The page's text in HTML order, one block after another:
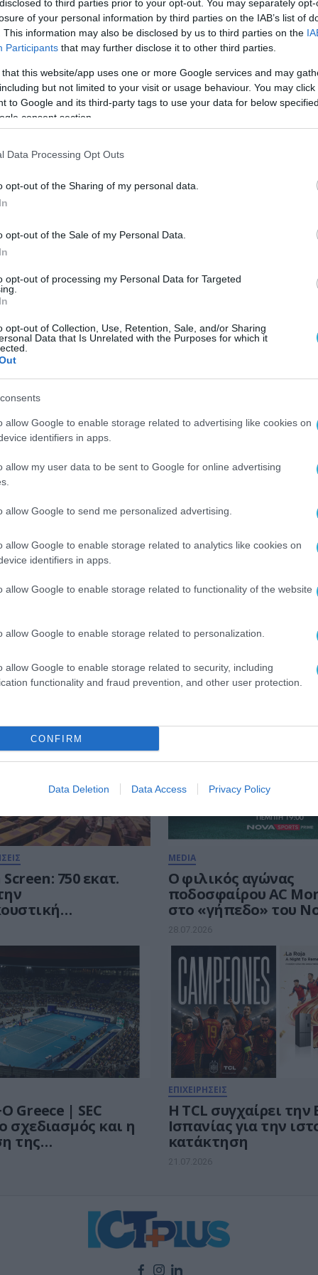
to third parties prior to your opt-out. You may separately
of your personal information by third parties on the IAB’s list of
This information may also be disclosed by us to third parties on the
Participants that may further disclose it to other third parties.
that this website/app uses one or more Google services and may
but not limited to your visit or usage behaviour. You may
to Google and its third-party tags to use your data for below
consent section.
Data Processing Opt Outs
opt-out of the Sharing of my personal data.
opt-out of the Sale of my Personal Data.
opt-out of processing my Personal Data for Targeted
opt-out of Collection, Use, Retention, Sale, and/or Sharing
Data that Is Unrelated with the Purposes for which it
allow Google to enable storage related to advertising like cookies on
identifiers in apps.
allow my user data to be sent to Google for online advertising
allow Google to send me personalized advertising.
allow Google to enable storage related to analytics like cookies on
identifiers in apps.
allow Google to enable storage related to functionality of the website
allow Google to enable storage related to personalization.
allow Google to enable storage related to security, including
functionality and fraud prevention, and other user protection.
CONFIRM
Data Deletion Data Access Privacy Policy
αναμένεται να καταθέσει προσφορά για τα
ύστερα από την απόφαση της ΕΠΟ να κηρύξει
ΕΠΟ, ήταν η άρνηση της Nova να καταθέσει
της την Cosmote στην διεκδίκηση τους.
επιστολής από την Nova η οποία
πρόταση για τα τηλεοπτικά δικαιώματα
σε καθυστέρηση λόγω των οικονομικών
παροδικά τότε προβλήματα, η διοικηση της
θα κατατίθετο σε σύντομο χρονικό
της περασμένης χρονιάς.
λόγω έλλειψης της εγγυητικής
της στον διαγωνισμό, με την Cosmote να
οποία η Cosmote έχει την μερίδα του
διαθέτει τα τηλεοπτικά δικαιώματα 8
750 εκατ.
και τα
MEDIA
Ο φιλικός αγώνας
ποδοσφαίρου AC
στο «γήπεδο» του
28.07.2026
Greece | SEC
σχεδιασμός και η
της
στρατηγικής
ΕΠΙΧΕΙΡΗΣΕΙΣ
Η TCL συγχαίρει την
Ισπανίας για την
κατάκτηση
21.07.2026